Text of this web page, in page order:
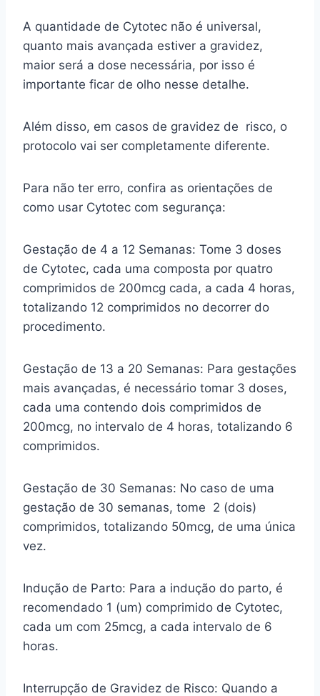
A quantidade de Cytotec não é universal,
quanto mais avançada estiver a gravidez,
maior será a dose necessária, por isso é
importante ficar de olho nesse detalhe.
Além disso, em casos de gravidez de risco, o
protocolo vai ser completamente diferente.
Para não ter erro, confira as orientações de
como usar Cytotec com segurança:
Gestação de 4 a 12 Semanas: Tome 3 doses
de Cytotec, cada uma composta por quatro
comprimidos de 200mcg cada, a cada 4 horas,
totalizando 12 comprimidos no decorrer do
procedimento.
Gestação de 13 a 20 Semanas: Para gestações
mais avançadas, é necessário tomar 3 doses,
cada uma contendo dois comprimidos de
200mcg, no intervalo de 4 horas, totalizando 6
comprimidos.
Gestação de 30 Semanas: No caso de uma
gestação de 30 semanas, tome 2 (dois)
comprimidos, totalizando 50mcg, de uma única
vez.
Indução de Parto: Para a indução do parto, é
recomendado 1 (um) comprimido de Cytotec,
cada um com 25mcg, a cada intervalo de 6
horas.
Interrupção de Gravidez de Risco: Quando a